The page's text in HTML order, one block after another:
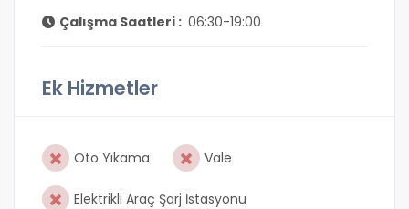
Çalışma Saatleri : 06:30-19:00
Ek Hizmetler
Oto Yıkama Vale
Elektrikli Araç Şarj İstasyonu